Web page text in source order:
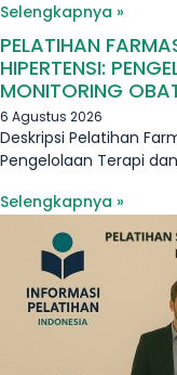
Selengkapnya »
PELATIHAN
HIPERTENSI:
MONITORING
6 Agustus 2026
Deskripsi Pelatihan
Pengelolaan Terapi dan
Selengkapnya »